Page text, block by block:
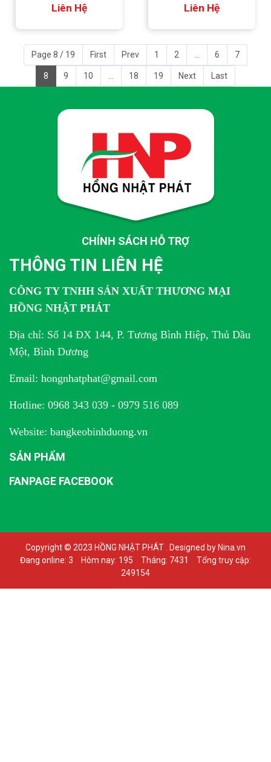
Tốt
Liên Hệ
Logo
Liên Hệ
Page 8 / 19 First Prev 1 2 6 7
8 9 10 18 19 Next Last
THÔNG TIN LIÊN HỆ
CÔNG TY TNHH SẢN XUẤT THƯƠNG MẠI
HỒNG NHẬT PHÁT
Địa chỉ: Số 14 ĐX 144, P. Tương Bình Hiệp, Thủ Dầu
Một, Bình Dương
Email: hongnhatphat@gmail.com
Hotline: 0968 343 039 - 0979 516 089
Website: bangkeobinhduong.vn
CHÍNH SÁCH HỖ TRỢ
SẢN PHẨM
FANPAGE FACEBOOK
Copyright © 2023 HỒNG NHẬT PHÁT . Designed by Nina.vn
Đang online: 3
Hôm nay: 195 Tháng: 7431
Tổng truy cập:
249154